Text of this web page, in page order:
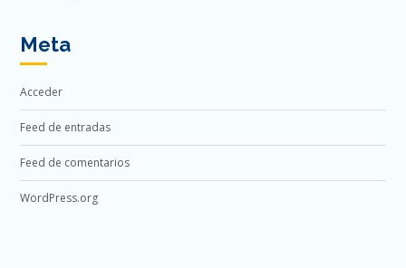
Meta
Acceder
Feed de entradas
Feed de comentarios
WordPress.org